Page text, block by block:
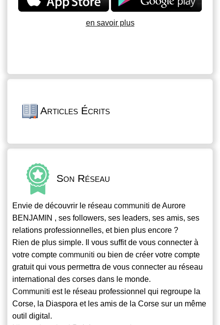
en savoir plus
Articles Écrits
Son Réseau
Envie de découvrir le réseau communiti de Aurore
BENJAMIN , ses followers, ses leaders, ses amis, ses
relations professionnelles, et bien plus encore ?
Rien de plus simple. Il vous suffit de vous connecter à
votre compte communiti ou bien de créer votre compte
gratuit qui vous permettra de vous connecter au réseau
international des corses dans le monde.
Communiti est le réseau professionnel qui regroupe la
Corse, la Diaspora et les amis de la Corse sur un même
outil digital.